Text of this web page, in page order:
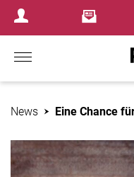
Login Menu
News Eine Chance